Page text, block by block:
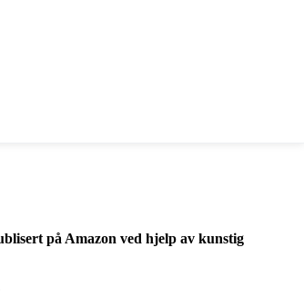
på Amazon ved hjelp av kunstig